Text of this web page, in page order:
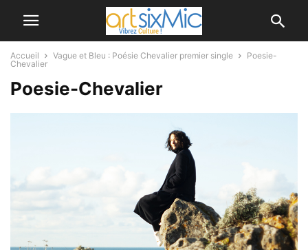
Accueil Vague et Bleu : Poésie Chevalier premier single
Poesie-
Chevalier
Poesie-Chevalier